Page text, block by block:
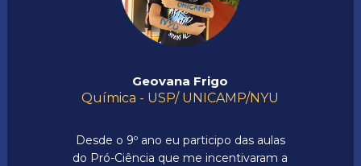
Geovana Frigo
Química - USP/ UNICAMP/NYU
Desde o 9º ano eu participo das aulas
do Pró-Ciência que me incentivaram a